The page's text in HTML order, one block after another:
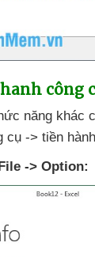
công
năng khác
cụ -> tiền
-> Option: